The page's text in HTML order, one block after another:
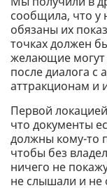
сообщила, что у
обязаны их
точках должен
желающие могут
после диалога с
аттракционам и
Первой
что документы
должны кому-то
чтобы без
ничего не
не слышали и не